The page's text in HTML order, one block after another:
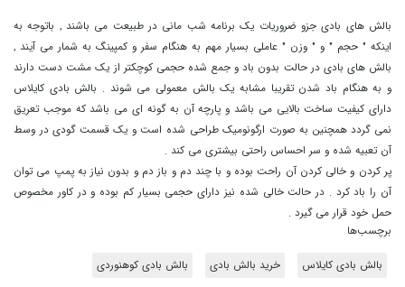
بالش های بادی جزو ضروریات یک برنامه شب مانی در طبیعت می باشند , باتوجه به
اینکه " حجم " و " وزن " عاملی بسیار مهم به هنگام سفر و کمپینگ به شمار می آیند ,
بالش های بادی در حالت بدون باد و جمع شده حجمی کوچکتر از یک مشت دست دارند
و به هنگام باد شدن تقریبا مشابه یک بالش معمولی می شوند . بالش بادی کایلاس
دارای کیفیت ساخت بالایی می باشد و پارچه آن به گونه ای می باشد که موجب تعریق
نمی گردد همچنین به صورت ارگونومیک طراحی شده است و یک قسمت گودی در وسط
آن تعبیه شده و سر احساس راحتی بیشتری می کند .
پر کردن و خالی کردن آن راحت بوده و با چند دم و باز دم و بدون نیاز به پمپ می توان
آن را باد کرد . در حالت خالی شده نیز دارای حجمی بسیار کم بوده و در کاور مخصوص
حمل خود قرار می گیرد .
برچسب‌ها
بالش بادی کایلاس خرید بالش بادی بالش بادی کوهنوردی